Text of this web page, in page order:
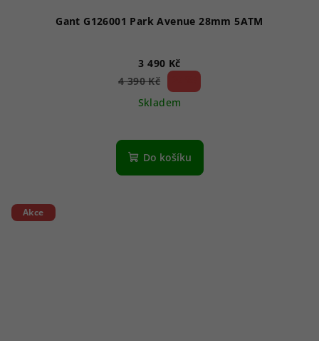
Gant G126001 Park Avenue 28mm 5ATM
3 490 Kč
4 390 Kč
Skladem
Do košíku
Akce